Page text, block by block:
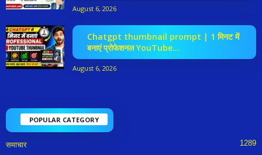
August 6, 2026
Chatgpt thumbnail prompt | 1 मिनट में
बनाएं प्रोफेशनल YouTube...
August 6, 2026
POPULAR CATEGORY
समाचार 1289